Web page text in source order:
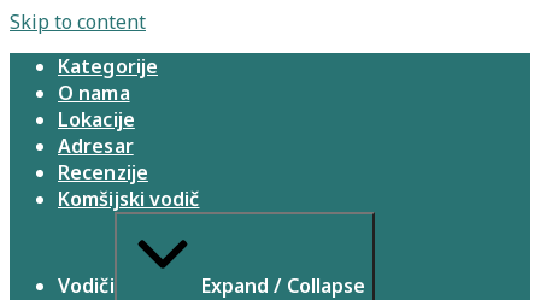
Skip to content
Kategorije
O nama
Lokacije
Adresar
Recenzije
Komšijski vodič
Vodiči
Expand / Collapse